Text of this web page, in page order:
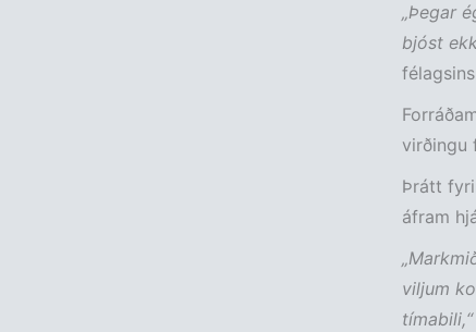
„Þegar
bjóst
virðingu
Þrátt
áfram
viljum
tímabili,“